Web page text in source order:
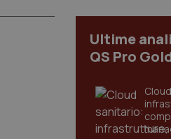
Ultime
QS Pro